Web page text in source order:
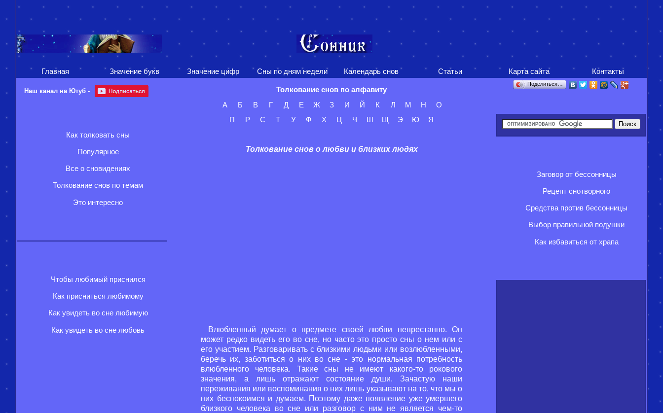
Главная Значение букв Значение цифр Сны по дням недели Календарь снов Статьи Карта сайта Контакты
Наш канал на Ютуб -
Как толковать сны
Популярное
Все о сновидениях
Толкование снов по темам
Это интересно
Чтобы любимый приснился
Как присниться любимому
Как увидеть во сне любимую
Как увидеть во сне любовь
Толкование снов по алфавиту
А
Б В Г Д Е Ж З И Й К Л М Н
О
П
Р С Т У Ф Х Ц Ч Ш Щ Э Ю Я
Толкование снов о любви и близких людях
Влюбленный думает о предмете своей любви непрестанно. Он
может редко видеть его во сне, но часто это просто сны о нем или с
его участием. Разговаривать с близкими людьми или возлюбленными,
беречь их, заботиться о них во сне - это нормальная потребность
влюбленного человека. Такие сны не имеют какого-то рокового
значения, а лишь отражают состояние души. Зачастую наши
переживания или воспоминания о них лишь указывают на то, что мы о
них беспокоимся и думаем. Поэтому даже появление уже умершего
близкого человека во сне или разговор с ним не является чем-то
Поделиться…
Заговор от бессонницы
Рецепт снотворного
Средства против бессонницы
Выбор правильной подушки
Как избавиться от храпа